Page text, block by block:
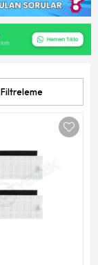
Filtreleme